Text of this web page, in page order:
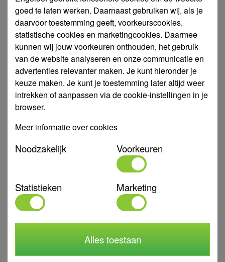
€ 1,99
813342Nozzle Hunter 6A (1.8 MT)
Voorraad:
Type: 6 A Capaciteit: 0,26 m³/uur Straalbereik: 1,8 m.
Kleur: Blauw Sproeistraal (meter): 1,8 m
Nozzle Hunter 8A (2.4 MT)
Voorraad:
Type : 0,40 m³/uur
Kleur: Bruin Sproeistraal (meter) : 2,4 m
goed te laten werken. Daarnaast gebruiken wij, als je
daarvoor toestemming geeft, voorkeurscookies,
statistische cookies en marketingcookies. Daarmee
kunnen wij jouw voorkeuren onthouden, het gebruik
van de website analyseren en onze communicatie en
advertenties relevanter maken. Je kunt hieronder je
keuze maken. Je kunt je toestemming later altijd weer
intrekken of aanpassen via de cookie-instellingen in je
browser.
Meer informatie over cookies
Noodzakelijk Voorkeuren
Statistieken Marketing
Alles toestaan